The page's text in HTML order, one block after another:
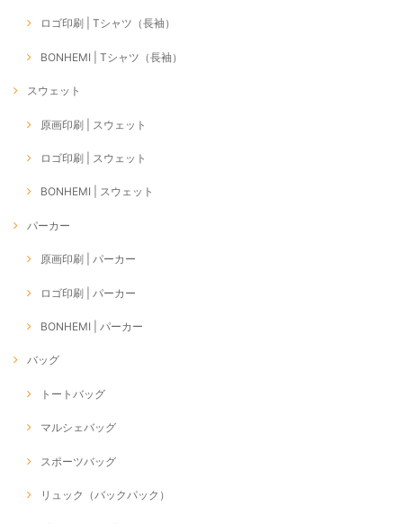
ロゴ印刷 | Tシャツ（長袖）
BONHEMI | Tシャツ（長袖）
スウェット
原画印刷 | スウェット
ロゴ印刷 | スウェット
BONHEMI | スウェット
パーカー
原画印刷 | パーカー
ロゴ印刷 | パーカー
BONHEMI | パーカー
バッグ
トートバッグ
マルシェバッグ
スポーツバッグ
リュック（バックパック）